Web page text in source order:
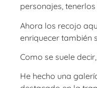
personajes,
Ahora los recojo
enriquecer también
Como se suele
He hecho una